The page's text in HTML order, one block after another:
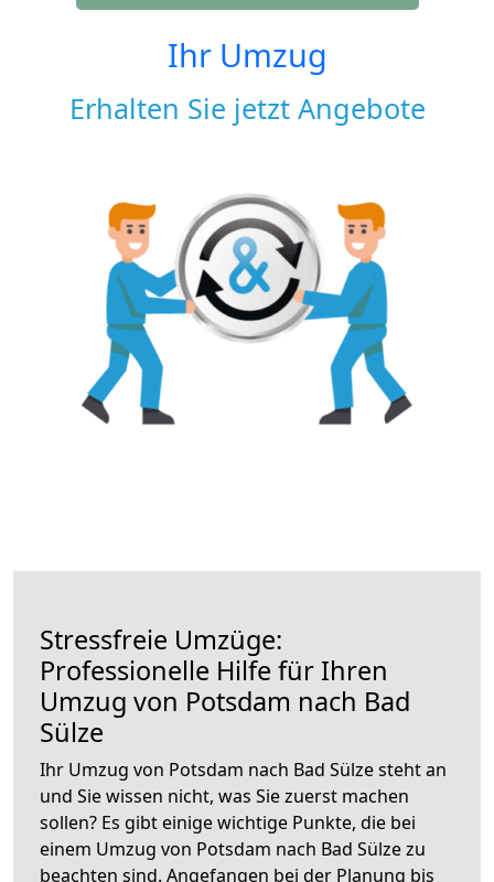
Ihr Umzug
Erhalten Sie jetzt Angebote
Stressfreie Umzüge:
Professionelle Hilfe für Ihren
Umzug von Potsdam nach Bad
Sülze
Ihr Umzug von Potsdam nach Bad Sülze steht an
und Sie wissen nicht, was Sie zuerst machen
sollen? Es gibt einige wichtige Punkte, die bei
einem Umzug von Potsdam nach Bad Sülze zu
beachten sind. Angefangen bei der Planung bis